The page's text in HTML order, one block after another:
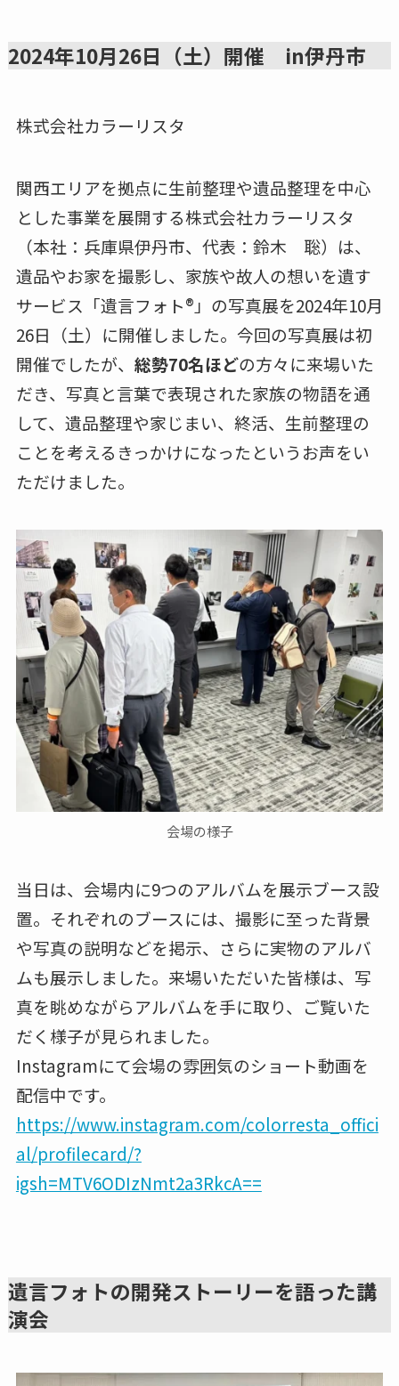
2024年10月26日（土）開催 in伊丹市
株式会社カラーリスタ
関西エリアを拠点に生前整理や遺品整理を中心
とした事業を展開する株式会社カラーリスタ
（本社：兵庫県伊丹市、代表：鈴木 聡）は、
遺品やお家を撮影し、家族や故人の想いを遺す
サービス「遺言フォト®︎」の写真展を2024年10月
26日（土）に開催しました。今回の写真展は初
開催でしたが、 総勢70名ほどの方々に来場いた
だき、写真と言葉で表現された家族の物語を通
して、遺品整理や家じまい、終活、生前整理の
ことを考えるきっかけになったというお声をい
ただけました。
会場の様子
当日は、会場内に9つのアルバムを展示ブース設
置。それぞれのブースには、撮影に至った背景
や写真の説明などを掲示、さらに実物のアルバ
ムも展示しました。来場いただいた皆様は、写
真を眺めながらアルバムを手に取り、ご覧いた
だく様子が見られました。
Instagramにて会場の雰囲気のショート動画を
配信中です。
https://www.instagram.com/colorresta_offici
al/profilecard/?
igsh=MTV6ODIzNmt2a3RkcA==
遺言フォトの開発ストーリーを語った講
演会